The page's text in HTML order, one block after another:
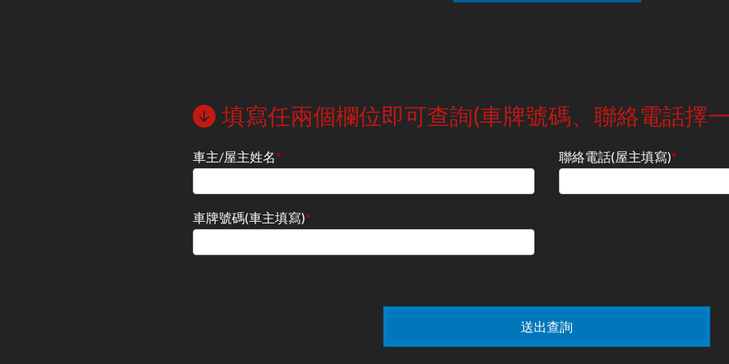
填寫任兩個欄位即可查詢(車牌號碼、聯絡電話擇
車主/屋主姓名* 聯絡電話(屋主填寫)*
車牌號碼(車主填寫)*
送出查詢